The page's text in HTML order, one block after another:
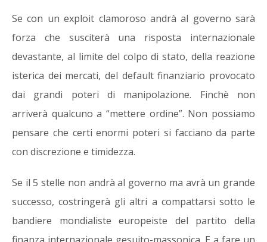
Se con un exploit clamoroso andrà al governo sarà
forza che susciterà una risposta internazionale
devastante, al limite del colpo di stato, della reazione
isterica dei mercati, del default finanziario provocato
dai grandi poteri di manipolazione. Finchè non
arriverà qualcuno a “mettere ordine”. Non possiamo
pensare che certi enormi poteri si facciano da parte
con discrezione e timidezza.
Se il 5 stelle non andrà al governo ma avrà un grande
successo, costringerà gli altri a compattarsi sotto le
bandiere mondialiste europeiste del partito della
finanza internazionale gesuito-massonica. E a fare un